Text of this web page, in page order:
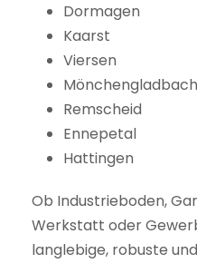
Dormagen
Kaarst
Viersen
Mönchengladbach
Remscheid
Ennepetal
Hattingen
Ob Industrieboden,
Werkstatt oder
langlebige, robuste